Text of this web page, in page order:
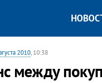
2010, 10:38
между